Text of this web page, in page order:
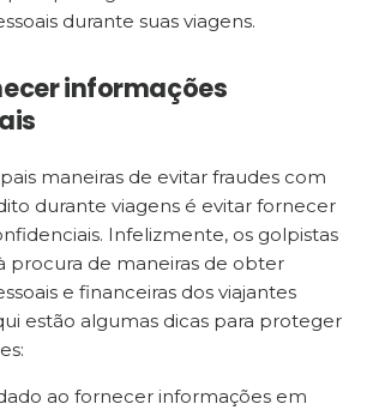
durante suas viagens.
informações
maneiras de evitar fraudes com
durante viagens é evitar fornecer
Infelizmente, os golpistas
procura de maneiras de obter
e financeiras dos viajantes
estão algumas dicas para proteger
ao fornecer informações em